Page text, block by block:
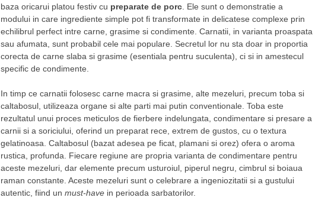
baza oricarui platou festiv cu preparate de porc. Ele sunt o demonstratie a
modului in care ingrediente simple pot fi transformate in delicatese complexe prin
echilibrul perfect intre carne, grasime si condimente. Carnatii, in varianta proaspata
sau afumata, sunt probabil cele mai populare. Secretul lor nu sta doar in proportia
corecta de carne slaba si grasime (esentiala pentru suculenta), ci si in amestecul
specific de condimente.
In timp ce carnatii folosesc carne macra si grasime, alte mezeluri, precum toba si
caltabosul, utilizeaza organe si alte parti mai putin conventionale. Toba este
rezultatul unui proces meticulos de fierbere indelungata, condimentare si presare a
carnii si a soriciului, oferind un preparat rece, extrem de gustos, cu o textura
gelatinoasa. Caltabosul (bazat adesea pe ficat, plamani si orez) ofera o aroma
rustica, profunda. Fiecare regiune are propria varianta de condimentare pentru
aceste mezeluri, dar elemente precum usturoiul, piperul negru, cimbrul si boiaua
raman constante. Aceste mezeluri sunt o celebrare a ingeniozitatii si a gustului
autentic, fiind un must-havein perioada sarbatorilor.